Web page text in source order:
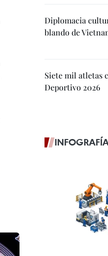
Diplomacia
blando de
Siete mil atletas
Deportivo 2026